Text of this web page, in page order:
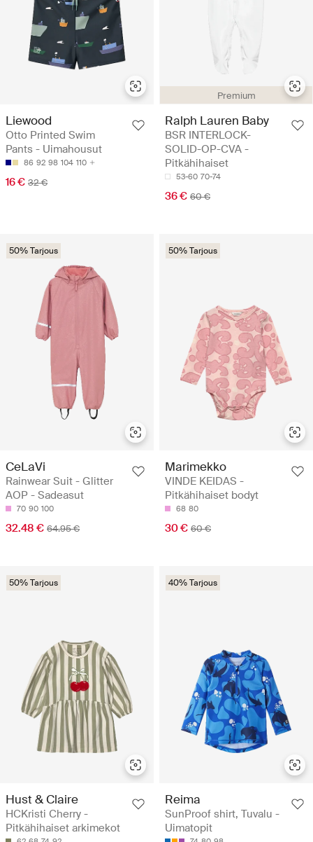
Liewood
Otto Printed Swim
Pants - Uimahousut
86 92 98 104 110
16 € 32 €
Premium
Ralph Lauren Baby
BSR INTERLOCK-
SOLID-OP-CVA -
Pitkähihaiset
53-60 70-74
36 € 60 €
50% Tarjous
CeLaVi
Rainwear Suit - Glitter
AOP - Sadeasut
70 90 100
32.48 € 64.95 €
50% Tarjous
Marimekko
VINDE KEIDAS -
Pitkähihaiset bodyt
68 80
30 € 60 €
50% Tarjous
Hust & Claire
HCKristi Cherry -
Pitkähihaiset arkimekot
40% Tarjous
Reima
SunProof shirt, Tuvalu -
Uimatopit